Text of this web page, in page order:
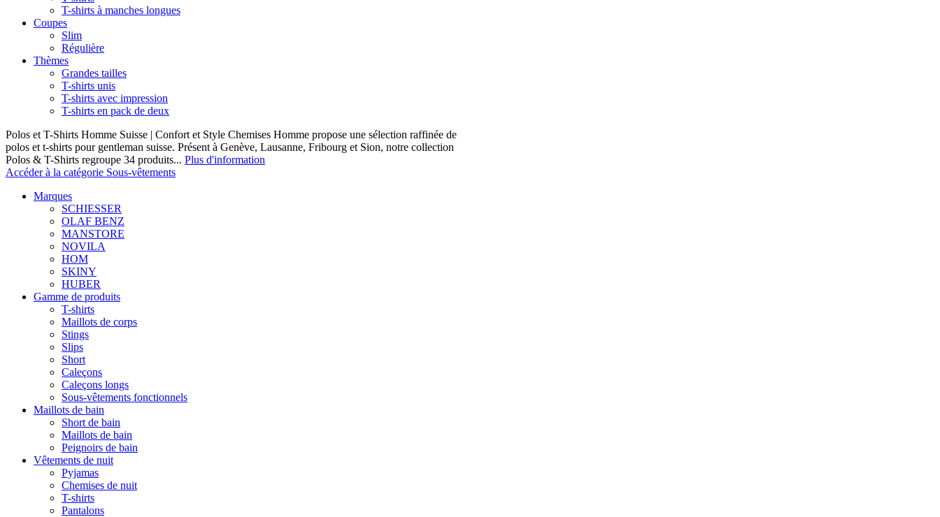
T-shirts à manches longues
Coupes
Slim
Régulière
Thèmes
Grandes tailles
T-shirts unis
T-shirts avec impression
T-shirts en pack de deux
Polos et T-Shirts Homme Suisse | Confort et Style Chemises Homme propose une sélection raffinée de
polos et t-shirts pour gentleman suisse. Présent à Genève, Lausanne, Fribourg et Sion, notre collection
Polos & T-Shirts regroupe 34 produits... Plus d'information
Accéder à la catégorie Sous-vêtements
Marques
SCHIESSER
OLAF BENZ
MANSTORE
NOVILA
HOM
SKINY
HUBER
Gamme de produits
T-shirts
Maillots de corps
Stings
Slips
Short
Caleçons
Caleçons longs
Sous-vêtements fonctionnels
Maillots de bain
Short de bain
Maillots de bain
Peignoirs de bain
Vêtements de nuit
Pyjamas
Chemises de nuit
T-shirts
Pantalons